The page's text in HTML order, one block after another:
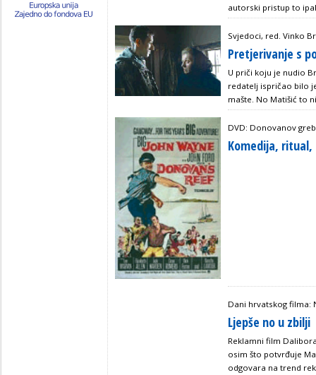
autorski pristup to
Svjedoci, red. Vinko
Pretjerivanje s
U priči koju je nudio
redatelj ispričao bilo
mašte. No Matišić to
DVD: Donovanov
Komedija,
Dani hrvatskog filma:
Ljepše no u zbilji
Reklamni film
osim što potvrđuje
odgovara na trend